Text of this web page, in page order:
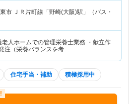
市 ＪＲ片町線「野崎(大阪)駅」（バス・
老人ホームでの管理栄養士業務 ・献立作
注（栄養バランスを考…
住宅手当・補助 積極採用中